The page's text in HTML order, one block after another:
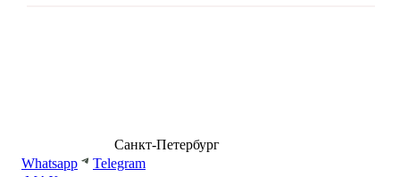
Санкт-Петербург
Whatsapp
Telegram